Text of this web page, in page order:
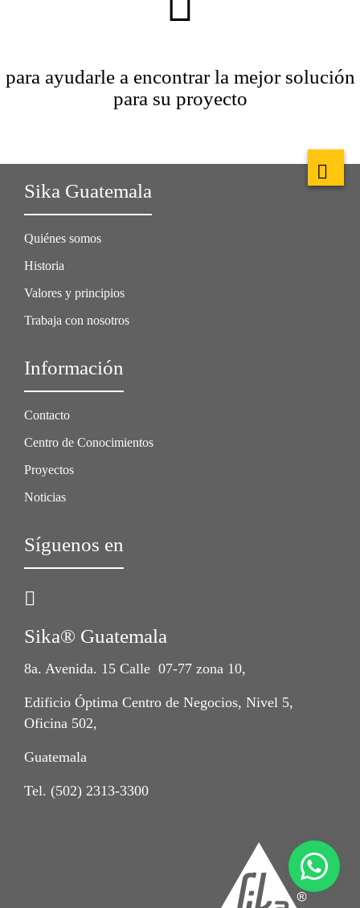
para ayudarle a encontrar la mejor solución
para su proyecto
Sika Guatemala
Quiénes somos
Historia
Valores y principios
Trabaja con nosotros
Información
Contacto
Centro de Conocimientos
Proyectos
Noticias
Síguenos en
Sika® Guatemala
8a. Avenida. 15 Calle 07-77 zona 10,
Edificio Óptima Centro de Negocios, Nivel 5,
Oficina 502,
Guatemala
Tel. (502) 2313-3300